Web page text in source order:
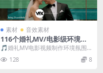
素材 音效素材
116个婚礼MV/电影级环境氛
围与拟声音效包（无损WAV丨
🎵婚礼MV电影视频制作环境氛围
拟声过渡无损音效 这套116个婚礼
MV&电...
128 8